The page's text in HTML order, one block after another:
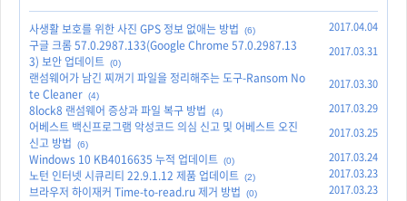
사생활 보호를 위한 사진 GPS 정보 없애는 방법 (6) 2017.04.04
구글 크롬 57.0.2987.133(Google Chrome 57.0.2987.13
3) 보안 업데이트 (0)
2017.03.31
랜섬웨어가 남긴 찌꺼기 파일을 정리해주는 도구-Ransom No
te Cleaner (4)
2017.03.30
8lock8 랜섬웨어 증상과 파일 복구 방법 (4) 2017.03.29
어베스트 백신프로그램 악성코드 의심 신고 및 어베스트 오진
신고 방법
(6)
2017.03.25
Windows 10 KB4016635 누적 업데이트 (0) 2017.03.24
노턴 인터넷 시큐리티 22.9.1.12 제품 업데이트 (2) 2017.03.23
브라우저 하이재커 Time-to-read.ru 제거 방법 (0) 2017.03.23